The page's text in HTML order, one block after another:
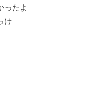
ったよ
け